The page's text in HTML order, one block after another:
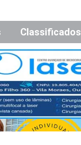
Classificados